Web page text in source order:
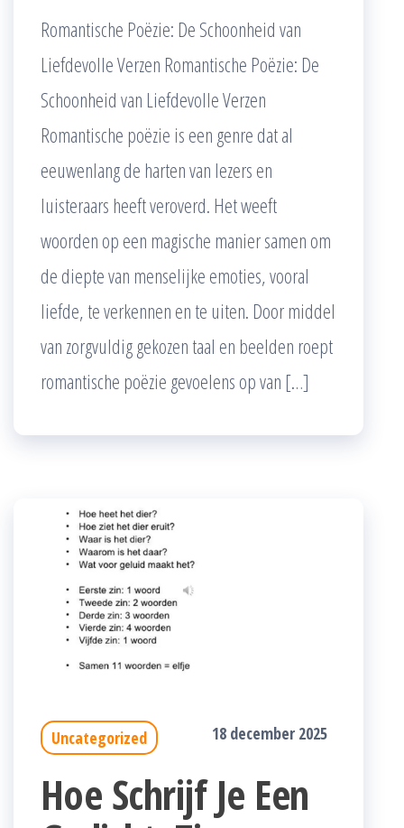
Romantische Poëzie: De Schoonheid van
Liefdevolle Verzen Romantische Poëzie: De
Schoonheid van Liefdevolle Verzen
Romantische poëzie is een genre dat al
eeuwenlang de harten van lezers en
luisteraars heeft veroverd. Het weeft
woorden op een magische manier samen om
de diepte van menselijke emoties, vooral
liefde, te verkennen en te uiten. Door middel
van zorgvuldig gekozen taal en beelden roept
romantische poëzie gevoelens op van […]
Uncategorized 18 december 2025
Hoe Schrijf Je Een